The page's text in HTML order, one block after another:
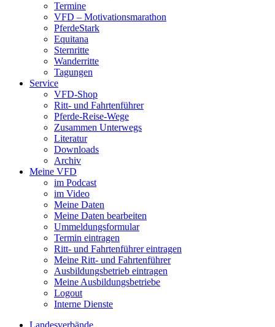
Termine
VFD – Motivationsmarathon
PferdeStark
Equitana
Sternritte
Wanderritte
Tagungen
Service
VFD-Shop
Ritt- und Fahrtenführer
Pferde-Reise-Wege
Zusammen Unterwegs
Literatur
Downloads
Archiv
Meine VFD
im Podcast
im Video
Meine Daten
Meine Daten bearbeiten
Ummeldungsformular
Termin eintragen
Ritt- und Fahrtenführer eintragen
Meine Ritt- und Fahrtenführer
Ausbildungsbetrieb eintragen
Meine Ausbildungsbetriebe
Logout
Interne Dienste
Landesverbände